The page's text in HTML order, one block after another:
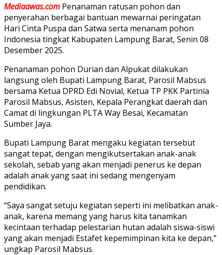
Mediaawas.com Penanaman ratusan pohon dan
penyerahan berbagai bantuan mewarnai peringatan
Hari Cinta Puspa dan Satwa serta menanam pohon
Indonesia tingkat Kabupaten Lampung Barat, Senin 08
Desember 2025.
Penanaman pohon Durian dan Alpukat dilakukan
langsung oleh Bupati Lampung Barat, Parosil Mabsus
bersama Ketua DPRD Edi Novial, Ketua TP PKK Partinia
Parosil Mabsus, Asisten, Kepala Perangkat daerah dan
Camat di lingkungan PLTA Way Besai, Kecamatan
Sumber Jaya.
Bupati Lampung Barat mengaku kegiatan tersebut
sangat tepat, dengan mengikutsertakan anak-anak
sekolah, sebab yang akan menjadi penerus ke depan
adalah anak yang saat ini sedang mengenyam
pendidikan.
“Saya sangat setuju kegiatan seperti ini melibatkan anak-
anak, karena memang yang harus kita tanamkan
kecintaan terhadap pelestarian hutan adalah siswa-siswi
yang akan menjadi Estafet kepemimpinan kita ke depan,”
ungkap Parosil Mabsus.